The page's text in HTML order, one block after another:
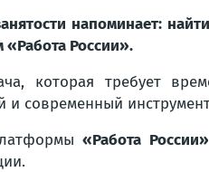
напоминает:
«Работа России».
которая требует
и современный
«Работа России»